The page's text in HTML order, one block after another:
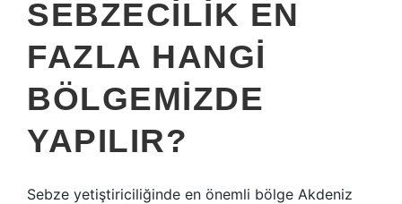
SEBZECILIK EN
FAZLA HANGI
BÖLGEMIZDE
YAPILIR?
Sebze yetiştiriciliğinde en önemli bölge Akdeniz